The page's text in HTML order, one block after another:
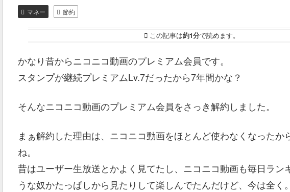
マネー 節約
この記事は約1分で読めます。
かなり昔からニコニコ動画のプレミアム会員です。
スタンプが継続プレミアムLv.7だったから7年間かな？
そんなニコニコ動画のプレミアム会員をさっき解約しました。
まぁ解約した理由は、ニコニコ動画をほとんど使わなくなったか
ね。
昔はユーザー生放送とかよく見てたし、ニコニコ動画も毎日ラン
うな奴かたっぱしから見たりして楽しんでたんだけど、今は全く。